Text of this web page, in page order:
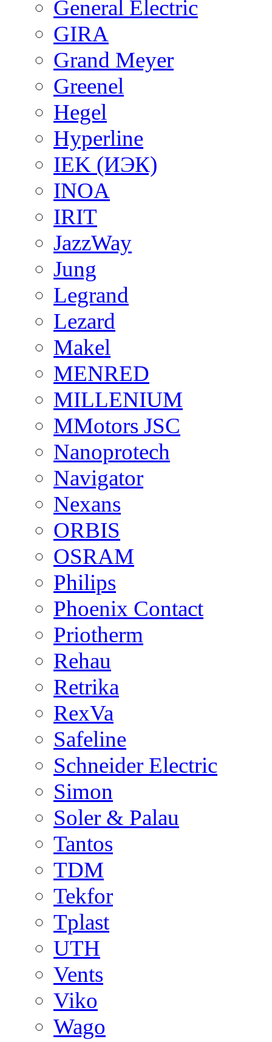
General Electric
GIRA
Grand Meyer
Greenel
Hegel
Hyperline
IEK (ИЭК)
INOA
IRIT
JazzWay
Jung
Legrand
Lezard
Makel
MENRED
MILLENIUM
MMotors JSC
Nanoprotech
Navigator
Nexans
ORBIS
OSRAM
Philips
Phoenix Contact
Priotherm
Rehau
Retrika
RexVa
Safeline
Schneider Electric
Simon
Soler & Palau
Tantos
TDM
Tekfor
Tplast
UTH
Vents
Viko
Wago